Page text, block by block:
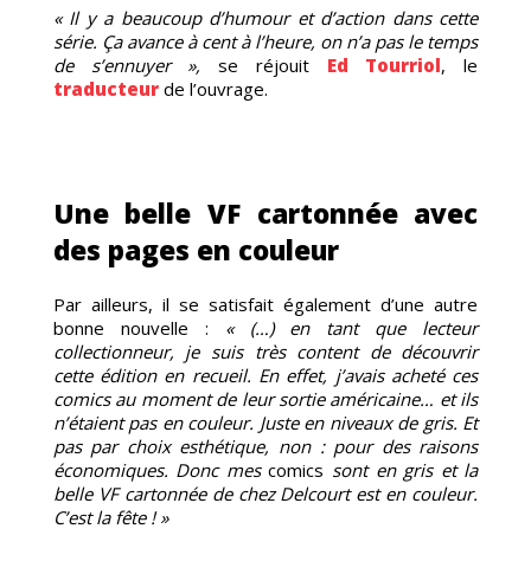
« Il y a beaucoup d’humour et d’action dans cette
série. Ça avance à cent à l’heure, on n’a pas le temps
de s’ennuyer », se réjouit Ed Tourriol, le
traducteurde l’ouvrage.
Une belle VF cartonnée avec
des pages en couleur
Par ailleurs, il se satisfait également d’une autre
bonne nouvelle : « (…) en tant que lecteur
collectionneur, je suis très content de découvrir
cette édition en recueil. En effet, j’avais acheté ces
comics au moment de leur sortie américaine… et ils
n’étaient pas en couleur. Juste en niveaux de gris. Et
pas par choix esthétique, non : pour des raisons
économiques. Donc mescomics sont en gris et la
belle VF cartonnée de chez Delcourt est en couleur.
C’est la fête ! »